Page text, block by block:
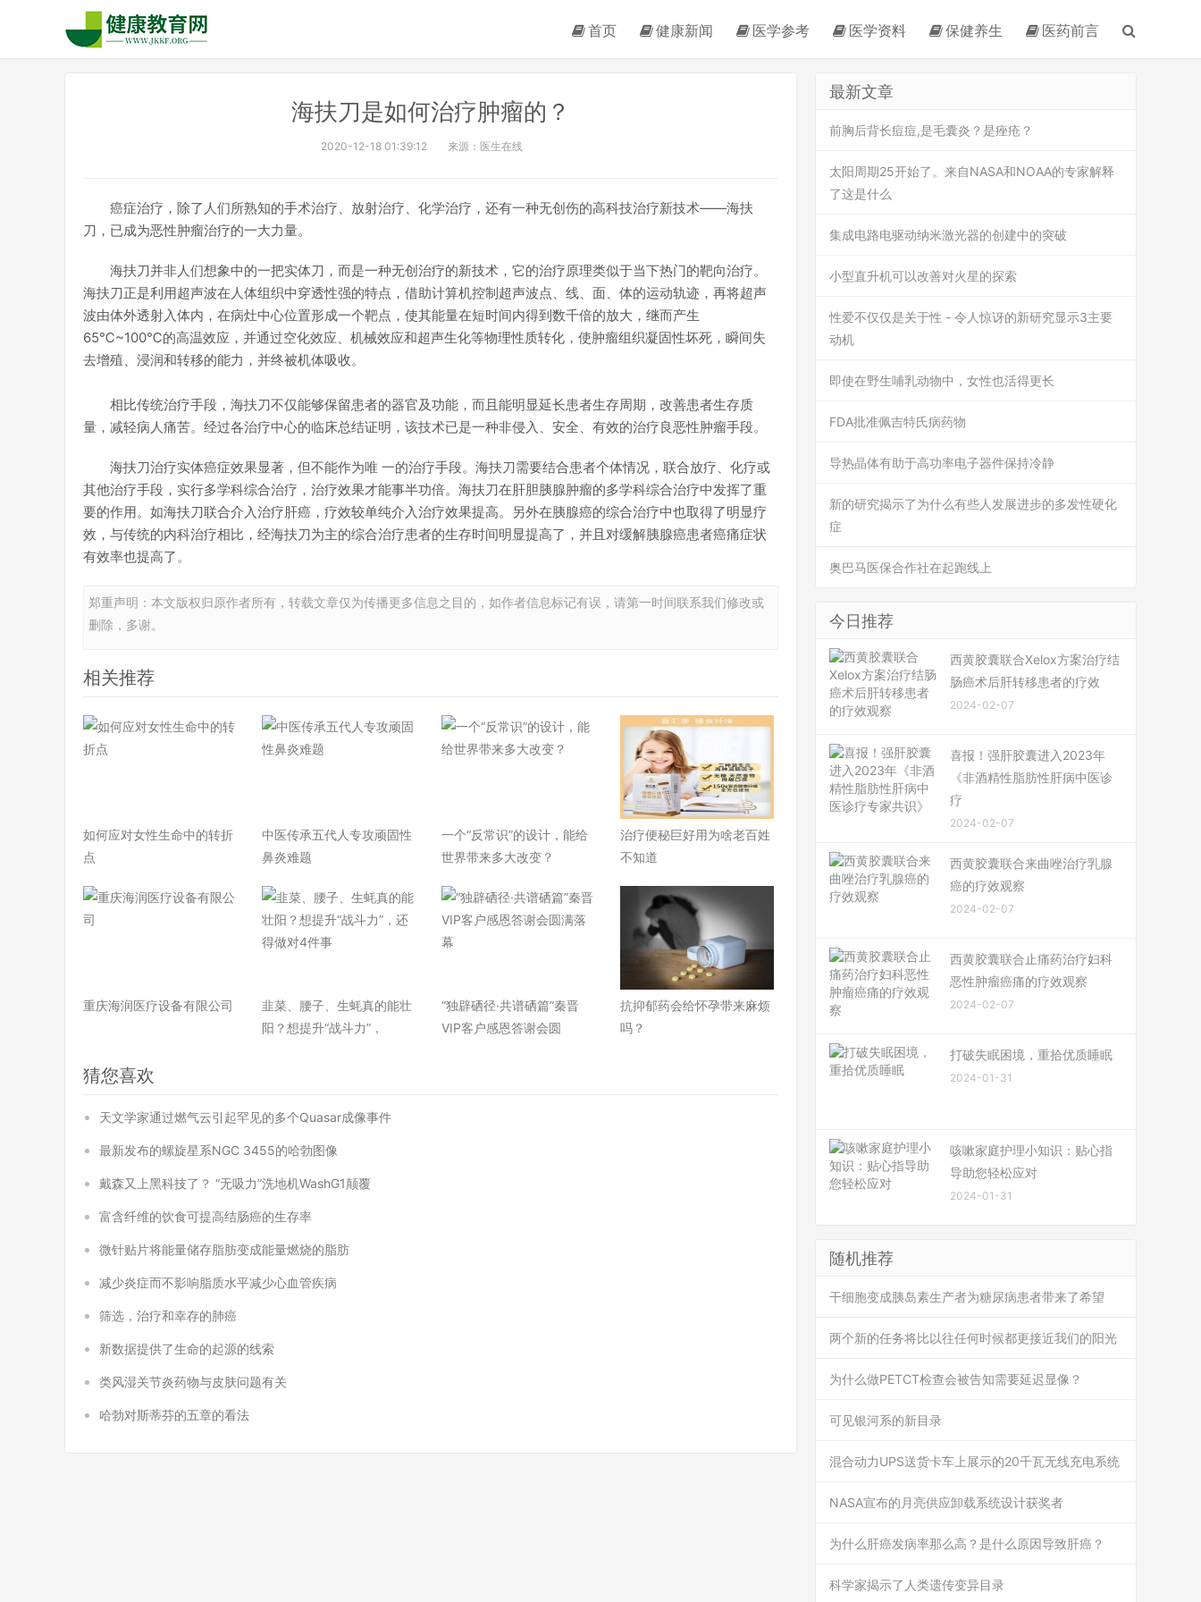
首页 健康新闻 医学参考 医学资料 保健养生 医药前言
海扶刀是如何治疗肿瘤的？
2020-12-18 01:39:12 来源：医生在线
癌症治疗，除了人们所熟知的手术治疗、放射治疗、化学治疗，还有一种无创伤的高科技治疗新技术――海扶
刀，已成为恶性肿瘤治疗的一大力量。
海扶刀并非人们想象中的一把实体刀，而是一种无创治疗的新技术，它的治疗原理类似于当下热门的靶向治疗。
海扶刀正是利用超声波在人体组织中穿透性强的特点，借助计算机控制超声波点、线、面、体的运动轨迹，再将超声
波由体外透射入体内，在病灶中心位置形成一个靶点，使其能量在短时间内得到数千倍的放大，继而产生
65℃~100℃的高温效应，并通过空化效应、机械效应和超声生化等物理性质转化，使肿瘤组织凝固性坏死，瞬间失
去增殖、浸润和转移的能力，并终被机体吸收。
相比传统治疗手段，海扶刀不仅能够保留患者的器官及功能，而且能明显延长患者生存周期，改善患者生存质
量，减轻病人痛苦。经过各治疗中心的临床总结证明，该技术已是一种非侵入、安全、有效的治疗良恶性肿瘤手段。
海扶刀治疗实体癌症效果显著，但不能作为唯 一的治疗手段。海扶刀需要结合患者个体情况，联合放疗、化疗或
其他治疗手段，实行多学科综合治疗，治疗效果才能事半功倍。海扶刀在肝胆胰腺肿瘤的多学科综合治疗中发挥了重
要的作用。如海扶刀联合介入治疗肝癌，疗效较单纯介入治疗效果提高。另外在胰腺癌的综合治疗中也取得了明显疗
效，与传统的内科治疗相比，经海扶刀为主的综合治疗患者的生存时间明显提高了，并且对缓解胰腺癌患者癌痛症状
有效率也提高了。
郑重声明：本文版权归原作者所有，转载文章仅为传播更多信息之目的，如作者信息标记有误，请第一时间联系我们修改或
删除，多谢。
相关推荐
如何应对女性生命中的转折
点
中医传承五代人专攻顽固性
鼻炎难题
一个“反常识”的设计，能给
世界带来多大改变？
治疗便秘巨好用为啥老百姓
不知道
重庆海润医疗设备有限公司
韭菜、腰子、生蚝真的能壮
阳？想提升“战斗力”，
“独辟硒径·共谱硒篇”秦晋
VIP客户感恩答谢会圆
抗抑郁药会给怀孕带来麻烦
吗？
猜您喜欢
天文学家通过燃气云引起罕见的多个Quasar成像事件
最新发布的螺旋星系NGC 3455的哈勃图像
戴森又上黑科技了？ “无吸力”洗地机WashG1颠覆
富含纤维的饮食可提高结肠癌的生存率
微针贴片将能量储存脂肪变成能量燃烧的脂肪
减少炎症而不影响脂质水平减少心血管疾病
筛选，治疗和幸存的肺癌
新数据提供了生命的起源的线索
类风湿关节炎药物与皮肤问题有关
哈勃对斯蒂芬的五章的看法
最新文章
前胸后背长痘痘,是毛囊炎？是痤疮？
太阳周期25开始了。来自NASA和NOAA的专家解释
了这是什么
集成电路电驱动纳米激光器的创建中的突破
小型直升机可以改善对火星的探索
性爱不仅仅是关于性 - 令人惊讶的新研究显示3主要
动机
即使在野生哺乳动物中，女性也活得更长
FDA批准佩吉特氏病药物
导热晶体有助于高功率电子器件保持冷静
新的研究揭示了为什么有些人发展进步的多发性硬化
症
奥巴马医保合作社在起跑线上
今日推荐
西黄胶囊联合Xelox方案治疗结
肠癌术后肝转移患者的疗效
2024-02-07
喜报！强肝胶囊进入2023年
《非酒精性脂肪性肝病中医诊
疗
2024-02-07
西黄胶囊联合来曲唑治疗乳腺
癌的疗效观察
2024-02-07
西黄胶囊联合止痛药治疗妇科
恶性肿瘤癌痛的疗效观察
2024-02-07
打破失眠困境，重拾优质睡眠
2024-01-31
咳嗽家庭护理小知识：贴心指
导助您轻松应对
2024-01-31
随机推荐
干细胞变成胰岛素生产者为糖尿病患者带来了希望
两个新的任务将比以往任何时候都更接近我们的阳光
为什么做PETCT检查会被告知需要延迟显像？
可见银河系的新目录
混合动力UPS送货卡车上展示的20千瓦无线充电系统
NASA宣布的月亮供应卸载系统设计获奖者
为什么肝癌发病率那么高？是什么原因导致肝癌？
科学家揭示了人类遗传变异目录